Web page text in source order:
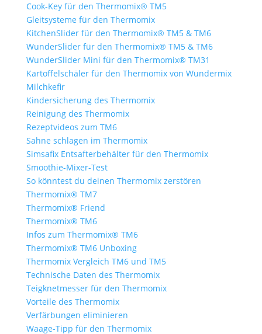
Cook-Key für den Thermomix® TM5
Gleitsysteme für den Thermomix
KitchenSlider für den Thermomix® TM5 & TM6
WunderSlider für den Thermomix® TM5 & TM6
WunderSlider Mini für den Thermomix® TM31
Kartoffelschäler für den Thermomix von Wundermix
Milchkefir
Kindersicherung des Thermomix
Reinigung des Thermomix
Rezeptvideos zum TM6
Sahne schlagen im Thermomix
Simsafix Entsafterbehälter für den Thermomix
Smoothie-Mixer-Test
So könntest du deinen Thermomix zerstören
Thermomix® TM7
Thermomix® Friend
Thermomix® TM6
Infos zum Thermomix® TM6
Thermomix® TM6 Unboxing
Thermomix Vergleich TM6 und TM5
Technische Daten des Thermomix
Teigknetmesser für den Thermomix
Vorteile des Thermomix
Verfärbungen eliminieren
Waage-Tipp für den Thermomix